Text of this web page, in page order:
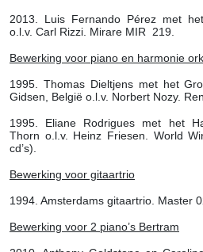
2013. Luis Fernando Pérez met
o.l.v. Carl Rizzi. Mirare MIR 219.
Bewerking voor piano en harmonie
1995. Thomas Dieltjens met het
Gidsen, België o.l.v. Norbert Nozy.
1995. Eliane Rodrigues met het
Thorn o.l.v. Heinz Friesen. World
cd’s).
Bewerking voor gitaartrio
1994. Amsterdams gitaartrio. Master
Bewerking voor 2 piano’s Bertram